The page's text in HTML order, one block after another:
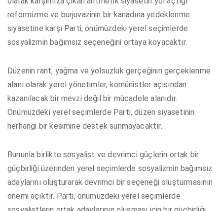
reformizme ve burjuvazinin bir kanadına yedeklenme
siyasetine karşı Parti, önümüzdeki yerel seçimlerde
sosyalizmin bağımsız seçeneğini ortaya koyacaktır.
Düzenin rant, yağma ve yolsuzluk gerçeğinin gerçeklenme
alanı olarak yerel yönetimler, komünistler açısından
kazanılacak bir mevzi değil bir mücadele alanıdır.
Önümüzdeki yerel seçimlerde Parti, düzen siyasetinin
herhangi bir kesimine destek sunmayacaktır.
Bununla birlikte sosyalist ve devrimci güçlerin ortak bir
güçbirliği üzerinden yerel seçimlerde sosyalizmin bağımsız
adaylarını oluşturarak devrimci bir seçeneği oluşturmasının
önemi açıktır. Parti, önümüzdeki yerel seçimlerde